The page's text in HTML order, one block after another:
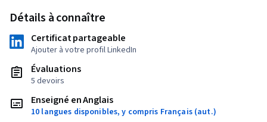
Détails à connaître
Certificat partageable
Ajouter à votre profil LinkedIn
Évaluations
5 devoirs
Enseigné en Anglais
10 langues disponibles, y compris Français (aut.)